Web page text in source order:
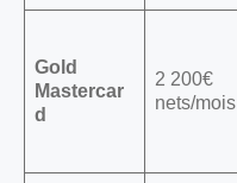
Gold
Mastercar
d
2 200€
nets/mois